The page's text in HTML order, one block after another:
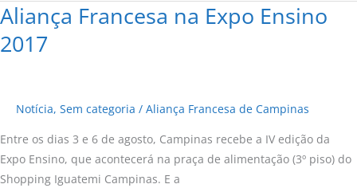
Aliança Francesa na Expo Ensino
2017
Notícia, Sem categoria / Aliança Francesa de Campinas
Entre os dias 3 e 6 de agosto, Campinas recebe a IV edição da
Expo Ensino, que acontecerá na praça de alimentação (3º piso) do
Shopping Iguatemi Campinas. E a
Aliança
na
2017